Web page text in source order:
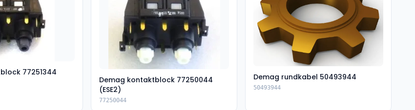
77251344
Demag kontaktblock 77250044
(ESE2)
77250044
Demag rundkabel 50493944
50493944